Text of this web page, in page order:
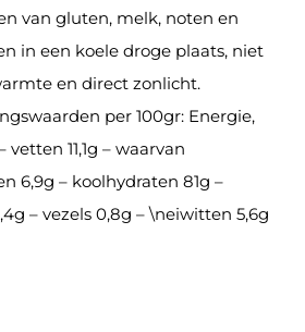
van gluten, melk, noten en
in een koele droge plaats, niet
en direct zonlicht.
per 100gr: Energie,
vetten 11,1g – waarvan
6,9g – koolhydraten 81g –
– vezels 0,8g – \neiwitten 5,6g